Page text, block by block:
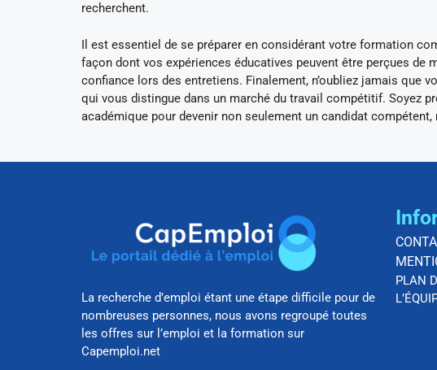
recherchent.
Il est essentiel de se préparer en considérant votre formation
façon dont vos expériences éducatives peuvent être perçues
confiance lors des entretiens. Finalement, n’oubliez jamais que
qui vous distingue dans un marché du travail compétitif. Soyez
académique pour devenir non seulement un candidat
La recherche d’emploi étant une étape difficile pour de
nombreuses personnes, nous avons regroupé toutes
les offres sur l’emploi et la formation sur
Capemploi.net
PLAN